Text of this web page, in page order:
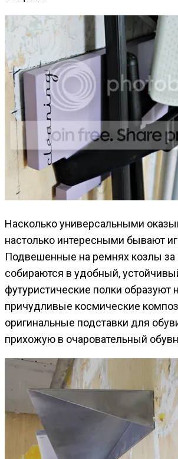
Насколько универсальными
настолько интересными бывают
Подвешенные на ремнях козлы за
собираются в удобный,
футуристические полки образуют
причудливые космические
оригинальные подставки для
прихожую в очаровательный